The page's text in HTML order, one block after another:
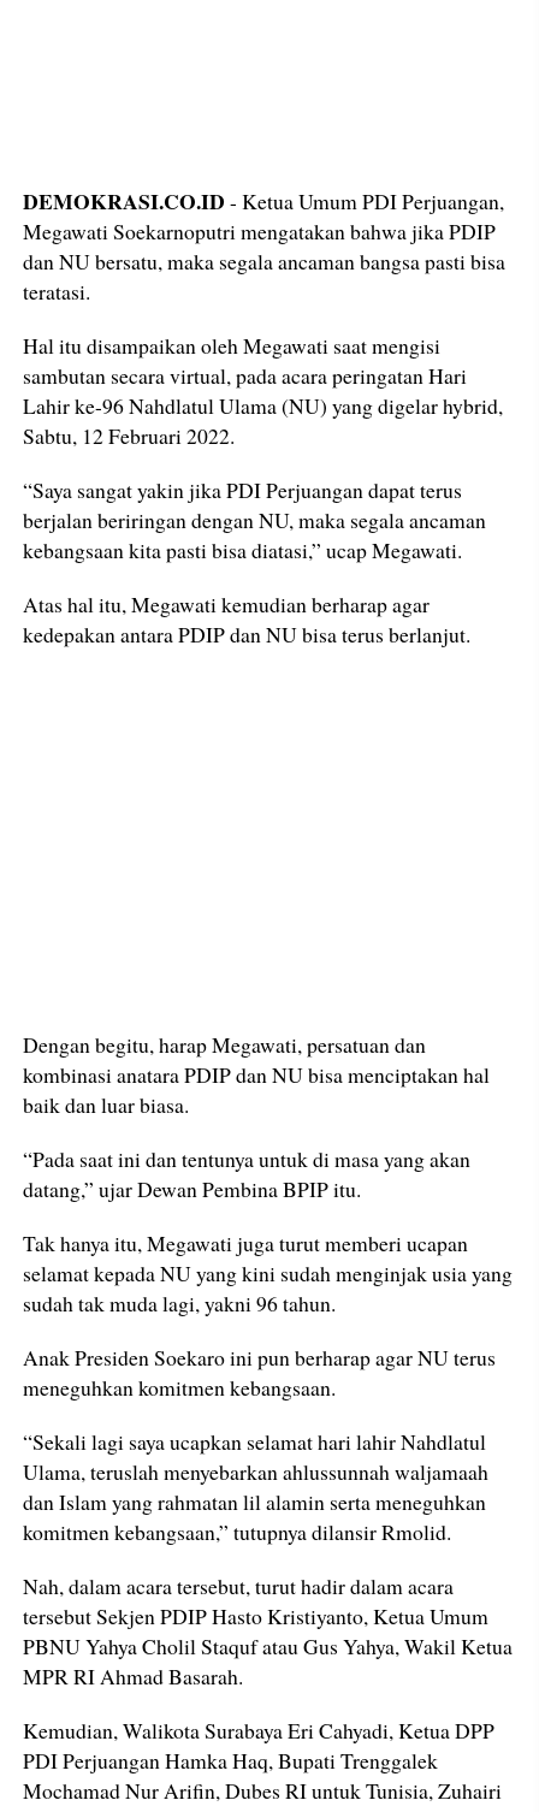
DEMOKRASI.CO.ID - Ketua Umum PDI Perjuangan,
Megawati Soekarnoputri mengatakan bahwa jika PDIP
dan NU bersatu, maka segala ancaman bangsa pasti bisa
teratasi.
Hal itu disampaikan oleh Megawati saat mengisi
sambutan secara virtual, pada acara peringatan Hari
Lahir ke-96 Nahdlatul Ulama (NU) yang digelar hybrid,
Sabtu, 12 Februari 2022.
“Saya sangat yakin jika PDI Perjuangan dapat terus
berjalan beriringan dengan NU, maka segala ancaman
kebangsaan kita pasti bisa diatasi,” ucap Megawati.
Atas hal itu, Megawati kemudian berharap agar
kedepakan antara PDIP dan NU bisa terus berlanjut.
Dengan begitu, harap Megawati, persatuan dan
kombinasi anatara PDIP dan NU bisa menciptakan hal
baik dan luar biasa.
“Pada saat ini dan tentunya untuk di masa yang akan
datang,” ujar Dewan Pembina BPIP itu.
Tak hanya itu, Megawati juga turut memberi ucapan
selamat kepada NU yang kini sudah menginjak usia yang
sudah tak muda lagi, yakni 96 tahun.
Anak Presiden Soekaro ini pun berharap agar NU terus
meneguhkan komitmen kebangsaan.
“Sekali lagi saya ucapkan selamat hari lahir Nahdlatul
Ulama, teruslah menyebarkan ahlussunnah waljamaah
dan Islam yang rahmatan lil alamin serta meneguhkan
komitmen kebangsaan,” tutupnya dilansir Rmolid.
Nah, dalam acara tersebut, turut hadir dalam acara
tersebut Sekjen PDIP Hasto Kristiyanto, Ketua Umum
PBNU Yahya Cholil Staquf atau Gus Yahya, Wakil Ketua
MPR RI Ahmad Basarah.
Kemudian, Walikota Surabaya Eri Cahyadi, Ketua DPP
PDI Perjuangan Hamka Haq, Bupati Trenggalek
Mochamad Nur Arifin, Dubes RI untuk Tunisia, Zuhairi